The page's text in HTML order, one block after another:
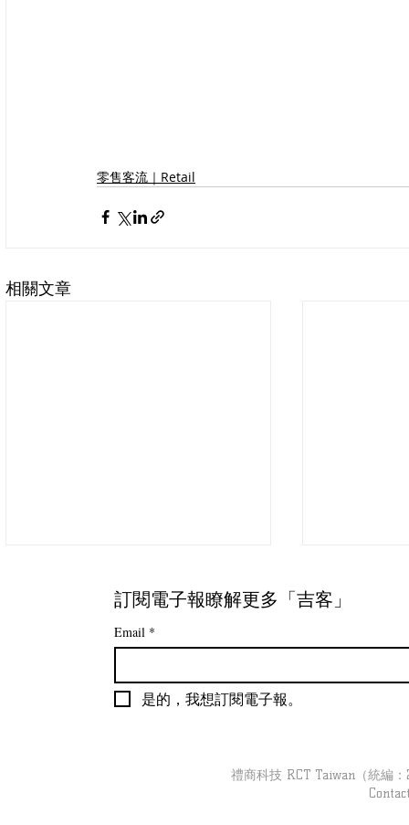
零售客流｜Retail
相關文章
訂閱電子報瞭解更多「吉客」
Email *
是的，我想訂閱電子報。
禮商科技 RCT Taiwan（統編